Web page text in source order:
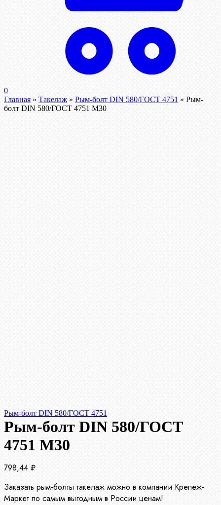
0
Главная » Такелаж » Рым-болт DIN 580/ГОСТ 4751 » Рым-
болт DIN 580/ГОСТ 4751 М30
Рым-болт DIN 580/ГОСТ 4751
Рым-болт DIN 580/ГОСТ
4751 М30
798,44 ₽
Заказать рым-болты такелаж можно в компании Крепеж-
Маркет по самым выгодным в России ценам!